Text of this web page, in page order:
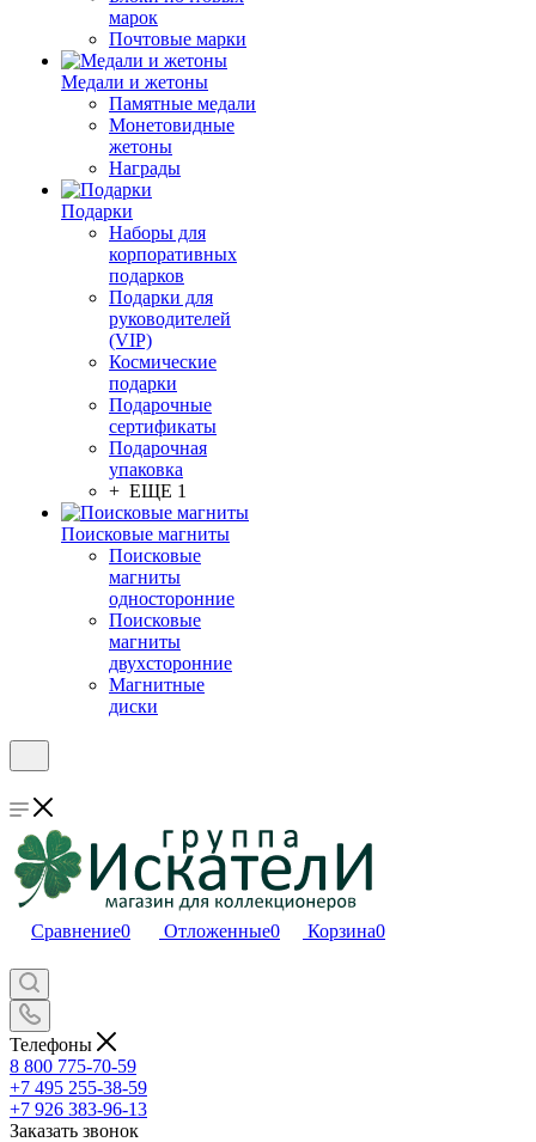
марок
Почтовые марки
Медали и жетоны
Памятные медали
Монетовидные
жетоны
Награды
Подарки
Наборы для
корпоративных
подарков
Подарки для
руководителей
(VIP)
Космические
подарки
Подарочные
сертификаты
Подарочная
упаковка
+ ЕЩЕ 1
Поисковые магниты
Поисковые
магниты
односторонние
Поисковые
магниты
двухсторонние
Магнитные
диски
Сравнение0 Отложенные0 Корзина0
Телефоны
8 800 775-70-59
+7 495 255-38-59
+7 926 383-96-13
Заказать звонок